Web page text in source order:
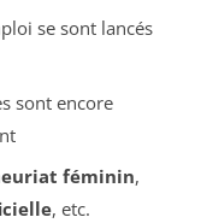
se sont lancés
sont encore
féminin,
, etc.